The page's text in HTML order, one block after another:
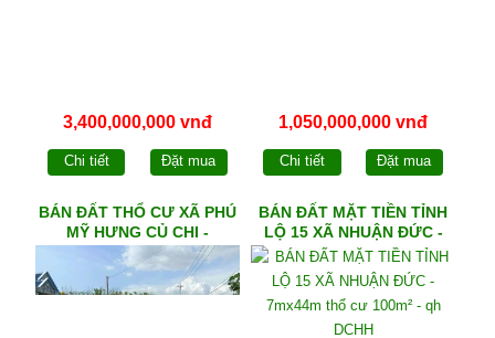
3,400,000,000 vnđ
Chi tiết Đặt mua
1,050,000,000 vnđ
Chi tiết Đặt mua
BÁN ĐẤT THỔ CƯ XÃ PHÚ
MỸ HƯNG CỦ CHI -
5mx30m full thổ - qh DCHH
BÁN ĐẤT MẶT TIỀN TỈNH
LỘ 15 XÃ NHUẬN ĐỨC -
7mx44m thổ cư 100m² - qh
DCHH